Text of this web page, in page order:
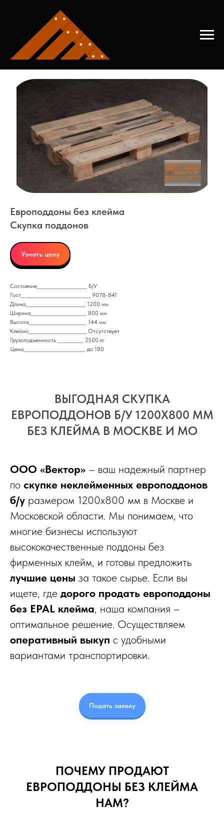
Главная →
Европоддоны без клейма
Скупка поддонов
Узнать цену
Состояние_________________________ Б/У
Гост___________________________________ 9078-841
Длина______________________________ 1200 мм
Ширина____________________________ 800 мм
Высота_____________________________ 144 мм
Клеймо_____________________________ Отсутствует
Грузоподъемность _____________ 2500 кг
Цена_______________________________ до 180
ВЫГОДНАЯ СКУПКА
ЕВРОПОДДОНОВ Б/У 1200X800 ММ
БЕЗ КЛЕЙМА В МОСКВЕ И МО
ООО «Вектор» – ваш надежный партнер
по скупке неклейменных европоддонов
б/у размером 1200x800 мм в Москве и
Московской области. Мы понимаем, что
многие бизнесы используют
высококачественные поддоны без
фирменных клейм, и готовы предложить
лучшие цены за такое сырье. Если вы
ищете, где дорого продать европоддоны
без EPAL клейма, наша компания –
оптимальное решение. Осуществляем
оперативный выкуп с удобными
вариантами транспортировки.
Подать заявку
ПОЧЕМУ ПРОДАЮТ
ЕВРОПОДДОНЫ БЕЗ КЛЕЙМА
НАМ?